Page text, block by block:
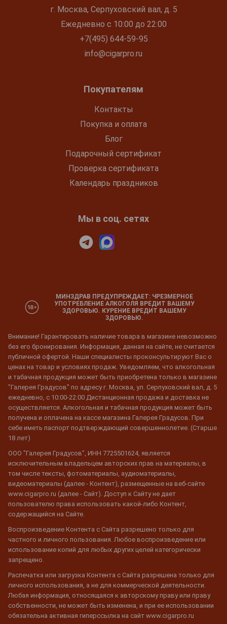
г. Москва, Серпуховский вал, д. 5
Ежедневно с 10:00 до 22:00
+7(495) 644-59-95
info@cigarpro.ru
Покупателям
Контакты
Покупка и оплата
Блог
Подарочный сертификат
Проверка сертификата
Календарь праздников
Мы в соц. сетях
МИНЗДРАВ ПРЕДУПРЕЖДАЕТ: ЧРЕЗМЕРНОЕ
УПОТРЕБЛЕНИЕ АЛКОГОЛЯ ВРЕДИТ ВАШЕМУ
ЗДОРОВЬЮ. КУРЕНИЕ ВРЕДИТ ВАШЕМУ
ЗДОРОВЬЮ.
Внимание! Гарантировать наличие товара в магазине невозможно
без его бронирования. Информация, данная на сайте, не считается
публичной офертой. Наши специалисты проконсультируют Вас о
ценах на товар и условиях продаж. Уведомляем, что алкогольная
и табачная продукция может быть приобретена только в магазине
"Галерея Градусов" по адресу г. Москва, ул. Серпуховский вал, д. 5
ежедневно, с 10:00-22:00 Дистанционная продажа и доставка не
осуществляется. Алкогольная и табачная продукция может быть
получена и оплачена на кассе магазина Галерея Градусов. При
себе иметь паспорт подтверждающий совершеннолетие. (Старше
18 лет)
ООО "Галерея Градусов", ИНН 7725501624, является
исключительным владельцем авторских прав на материалы, в
том числе тексты, фотоматериалы, аудиоматериалы,
видеоматериалы (далее - Контент), размещенные на веб-сайте
www.cigarpro.ru (далее - Сайт). Доступ к Сайту не дает
пользователю права использовать какой-либо Контент,
содержащийся на Сайте.
Воспроизведение Контента с Сайта разрешено только для
частного и личного пользования. Любое воспроизведение или
использование копий для любых других целей категорически
запрещено.
Распечатка или загрузка Контента с Сайта разрешена только для
личного использования, а не для коммерческой деятельности.
Любая информация, относящаяся к авторскому праву или праву
собственности, не может быть изменена, и при ее использовании
обязательна активная гиперссылка на сайт www.cigarpro.ru